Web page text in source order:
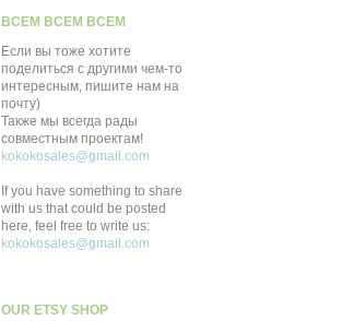
ВСЕМ ВСЕМ ВСЕМ
Если вы тоже хотите
поделиться с другими чем-то
интересным, пишите нам на
почту)
Также мы всегда рады
совместным проектам!
kokokosales@gmail.com
If you have something to share
with us that could be posted
here, feel free to write us:
kokokosales@gmail.com
OUR ETSY SHOP